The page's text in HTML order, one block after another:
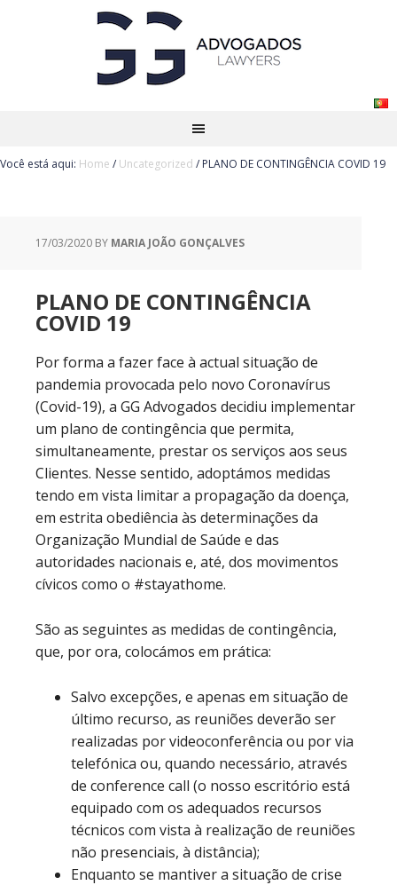
Você está aqui: Home / Uncategorized / PLANO DE CONTINGÊNCIA COVID 19
17/03/2020 BY MARIA JOÃO GONÇALVES
PLANO DE CONTINGÊNCIA
COVID 19
Por forma a fazer face à actual situação de
pandemia provocada pelo novo Coronavírus
(Covid-19), a GG Advogados decidiu implementar
um plano de contingência que permita,
simultaneamente, prestar os serviços aos seus
Clientes. Nesse sentido, adoptámos medidas
tendo em vista limitar a propagação da doença,
em estrita obediência às determinações da
Organização Mundial de Saúde e das
autoridades nacionais e, até, dos movimentos
cívicos como o #stayathome.
São as seguintes as medidas de contingência,
que, por ora, colocámos em prática:
Salvo excepções, e apenas em situação de
último recurso, as reuniões deverão ser
realizadas por videoconferência ou por via
telefónica ou, quando necessário, através
de conference call (o nosso escritório está
equipado com os adequados recursos
técnicos com vista à realização de reuniões
não presenciais, à distância);
Enquanto se mantiver a situação de crise